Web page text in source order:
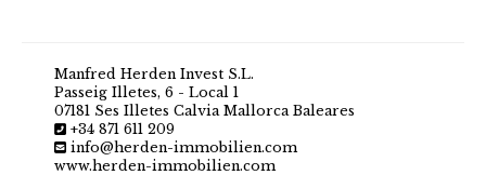
Manfred Herden Invest S.L.
Passeig Illetes, 6 - Local 1
07181 Ses Illetes Calvia Mallorca Baleares
+34 871 611 209
info@herden-immobilien.com
www.herden-immobilien.com